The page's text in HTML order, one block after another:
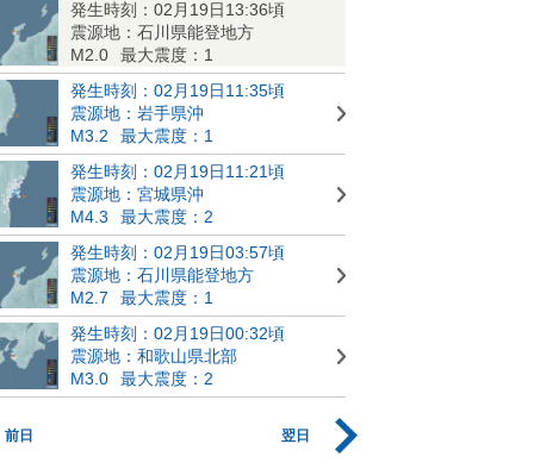
発生時刻：02月19日13:36頃
震源地：石川県能登地方
M2.0
最大震度：1
発生時刻：02月19日11:35頃
震源地：岩手県沖
M3.2
最大震度：1
発生時刻：02月19日11:21頃
震源地：宮城県沖
M4.3
最大震度：2
発生時刻：02月19日03:57頃
震源地：石川県能登地方
M2.7
最大震度：1
発生時刻：02月19日00:32頃
震源地：和歌山県北部
M3.0
最大震度：2
前日 翌日